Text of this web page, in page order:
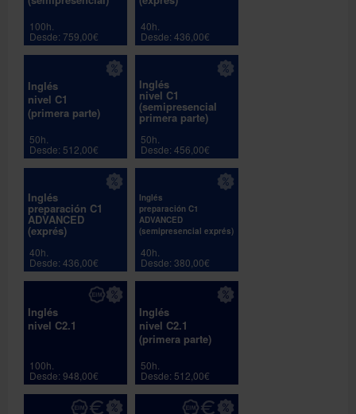
100h.
Desde: 759,00€
40h.
Desde: 436,00€
Inglés
nivel C1
(primera parte)
50h.
Desde: 512,00€
Inglés
nivel C1
(semipresencial
primera parte)
50h.
Desde: 456,00€
Inglés
preparación C1
ADVANCED
(exprés)
40h.
Desde: 436,00€
Inglés
preparación C1
ADVANCED
(semipresencial exprés)
40h.
Desde: 380,00€
Inglés
nivel C2.1
100h.
Desde: 948,00€
Inglés
nivel C2.1
(primera parte)
50h.
Desde: 512,00€